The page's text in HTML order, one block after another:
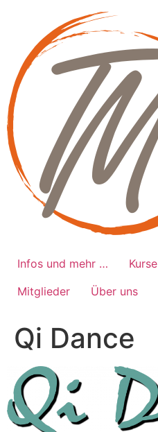
springen
Infos und mehr … Kurse
Mitglieder
Über uns
Qi Dance